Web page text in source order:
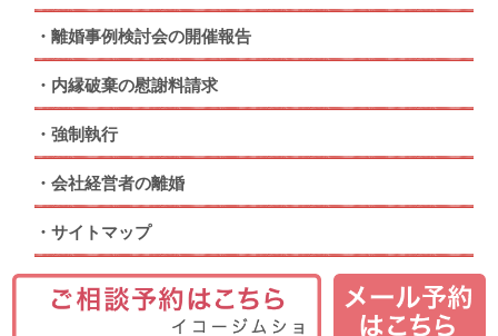
離婚事例検討会の開催報告
内縁破棄の慰謝料請求
強制執行
会社経営者の離婚
サイトマップ